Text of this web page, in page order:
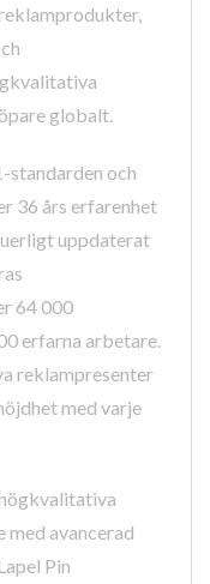
globalt.
standarden och
36 års erfarenhet
uppdaterat
64 000
erfarna arbetare.
reklampresenter
med varje
med avancerad
Pin